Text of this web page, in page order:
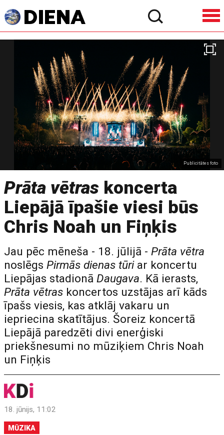
Publicitātes foto
Prāta vētras koncerta
Liepājā īpašie viesi būs
Chris Noah un Fiņķis
Jau pēc mēneša - 18. jūlijā -Prāta vētra
noslēgsPirmās dienas tūriar koncertu
Liepājas stadionāDaugava. Kā ierasts,
Prāta vētras koncertos uzstājas arī kāds
īpašs viesis, kas atklāj vakaru un
iepriecina skatītājus. Šoreiz koncertā
Liepājā paredzēti divi enerģiski
priekšnesumi no mūziķiem Chris Noah
un Fiņķis
18. jūnijs, 11:02
MŪZIKA